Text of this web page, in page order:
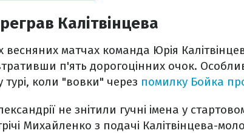
Калітвінцева
матчах команда Юрія
п'ять дорогоцінних очок.
коли "вовки" через помилку Бойка
не знітили гучні імена у
Михайленко з подачі Калітвінцева-